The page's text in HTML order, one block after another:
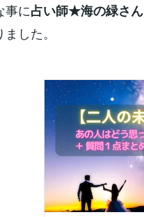
事に占い師★海の緑さん
した。